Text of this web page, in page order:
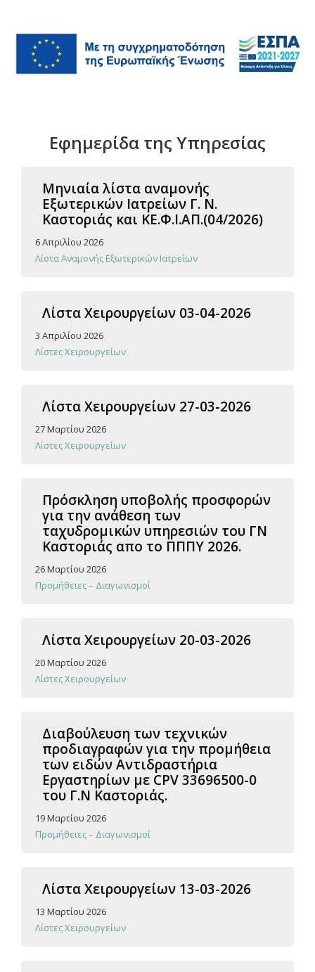
Εφημερίδα της Υπηρεσίας
Μηνιαία λίστα αναμονής
Εξωτερικών Ιατρείων Γ. Ν.
Καστοριάς και ΚΕ.Φ.Ι.ΑΠ.(04/2026)
6 Απριλίου 2026
Λίστα Αναμονής Εξωτερικών Ιατρείων
Λίστα Χειρουργείων 03-04-2026
3 Απριλίου 2026
Λίστες Χειρουργείων
Λίστα Χειρουργείων 27-03-2026
27 Μαρτίου 2026
Λίστες Χειρουργείων
Πρόσκληση υποβολής προσφορών
για την ανάθεση των
ταχυδρομικών υπηρεσιών του ΓΝ
Καστοριάς απο το ΠΠΠΥ 2026.
26 Μαρτίου 2026
Προμήθειες – Διαγωνισμοί
Λίστα Χειρουργείων 20-03-2026
20 Μαρτίου 2026
Λίστες Χειρουργείων
Διαβούλευση των τεχνικών
προδιαγραφών για την προμήθεια
των ειδών Αντιδραστήρια
Εργαστηρίων με CPV 33696500-0
του Γ.Ν Καστοριάς.
19 Μαρτίου 2026
Προμήθειες – Διαγωνισμοί
Λίστα Χειρουργείων 13-03-2026
13 Μαρτίου 2026
Λίστες Χειρουργείων